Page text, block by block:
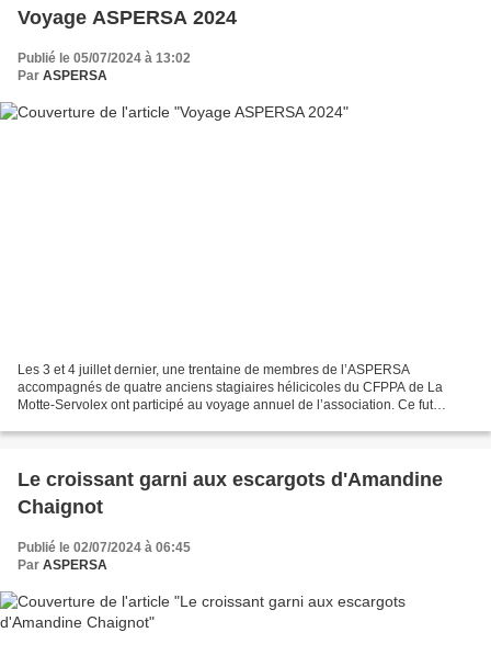
Voyage ASPERSA 2024
Publié le 05/07/2024 à 13:02
Par ASPERSA
Les 3 et 4 juillet dernier, une trentaine de membres de l’ASPERSA
accompagnés de quatre anciens stagiaires hélicicoles du CFPPA de La
Motte-Servolex ont participé au voyage annuel de l’association. Ce fut
Le croissant garni aux escargots d'Amandine
Chaignot
Publié le 02/07/2024 à 06:45
Par ASPERSA